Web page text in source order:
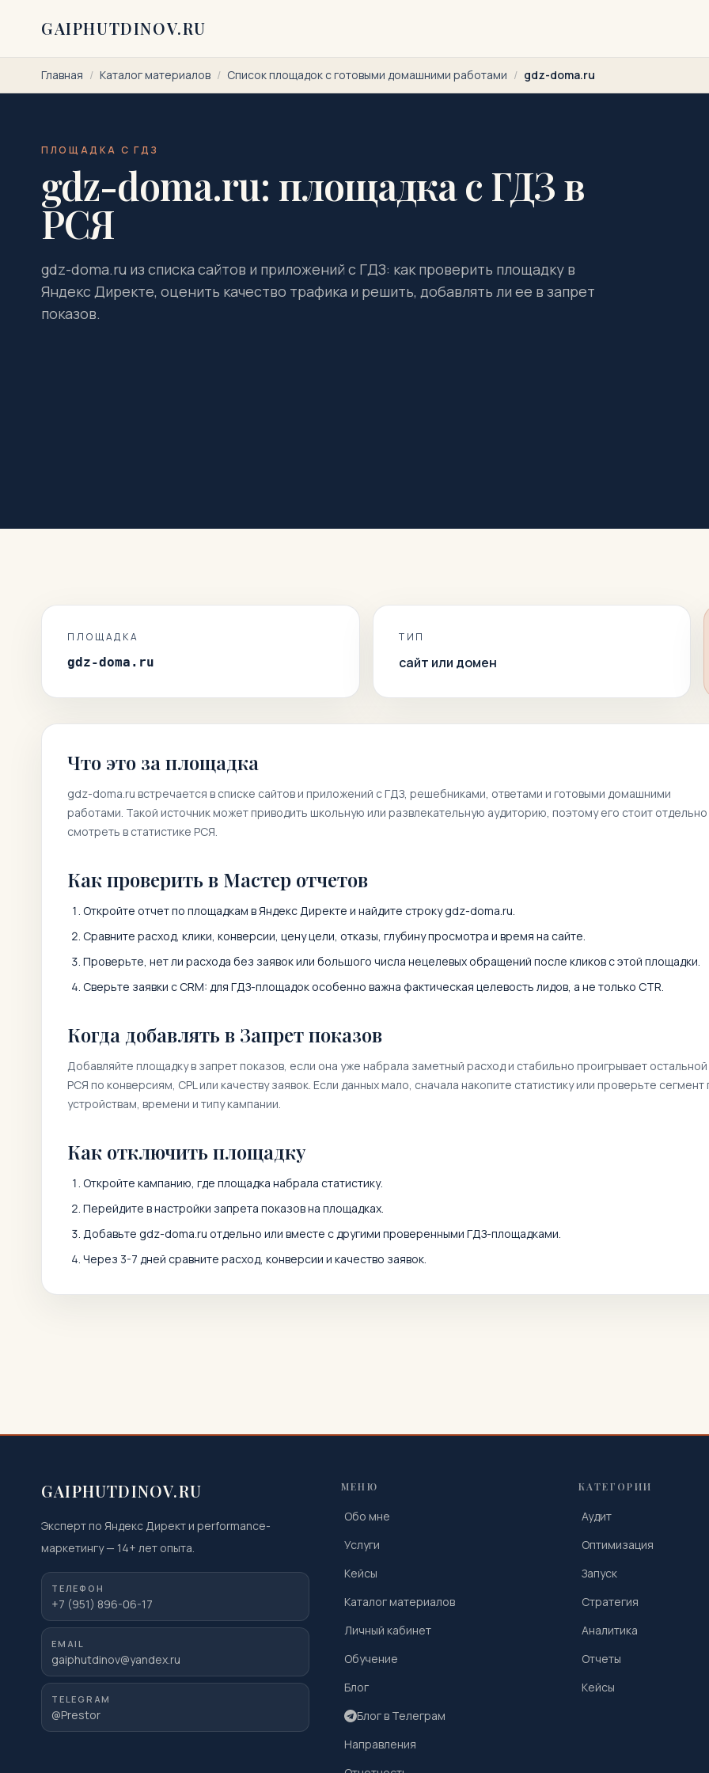
GAIPHUTDINOV.RU
Главная / Каталог материалов / Список площадок с готовыми домашними работами / gdz-doma.ru
ПЛОЩАДКА С ГДЗ
gdz-doma.ru: площадка с ГДЗ в
РСЯ
gdz-doma.ru из списка сайтов и приложений с ГДЗ: как проверить площадку в
Яндекс Директе, оценить качество трафика и решить, добавлять ли ее в запрет
показов.
ПЛОЩАДКА
gdz-doma.ru
ТИП
сайт или домен
Что это за площадка
gdz-doma.ru встречается в списке сайтов и приложений с ГДЗ, решебниками, ответами и готовыми домашними
работами. Такой источник может приводить школьную или развлекательную аудиторию, поэтому его стоит отдельно
смотреть в статистике РСЯ.
Как проверить в Мастер отчетов
Откройте отчет по площадкам в Яндекс Директе и найдите строкуgdz-doma.ru.
Сравните расход, клики, конверсии, цену цели, отказы, глубину просмотра и время на сайте.
Проверьте, нет ли расхода без заявок или большого числа нецелевых обращений после кликов с этой площадки.
Сверьте заявки с CRM: для ГДЗ-площадок особенно важна фактическая целевость лидов, а не только CTR.
Когда добавлять в Запрет показов
Добавляйте площадку в запрет показов, если она уже набрала заметный расход и стабильно проигрывает остальной
РСЯ по конверсиям, CPL или качеству заявок. Если данных мало, сначала накопите статистику или проверьте сегмент
устройствам, времени и типу кампании.
Как отключить площадку
Откройте кампанию, где площадка набрала статистику.
Перейдите в настройки запрета показов на площадках.
Добавьте gdz-doma.ru отдельно или вместе с другими проверенными ГДЗ-площадками.
Через 3-7 дней сравните расход, конверсии и качество заявок.
GAIPHUTDINOV.RU
Эксперт по Яндекс Директ и performance-
маркетингу— 14+ лет опыта.
ТЕЛЕФОН
+7 (951) 896-06-17
EMAIL
gaiphutdinov@yandex.ru
TELEGRAM
@Prestor
МЕНЮ
Обо мне
Услуги
Кейсы
Каталог материалов
Личный кабинет
Обучение
Блог
Блог в Телеграм
Направления
КАТЕГОРИИ
Аудит
Оптимизация
Запуск
Стратегия
Аналитика
Отчеты
Кейсы